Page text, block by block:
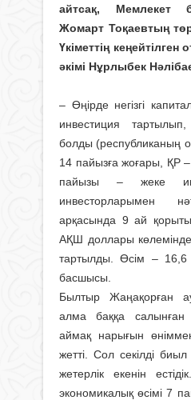
айтсақ, Мемлекет
Жомарт Тоқаевтың
Үкіметтің
әкімі Нұрлыбек
– Өңірде негізгі
инвестиция
болды (республиканың
14 пайызға жоғары, ҚР
пайызы – жеке
инвесторларымен
арқасында 9 ай
АҚШ доллары көлемінде
тартылды. Өсім – 16,6
басшысы.
Былтыр Жаңақорған
алма баққа салынған
аймақ нарығын
жетті. Сол секілді
жетерлік екенін
экономикалық өсімі 7